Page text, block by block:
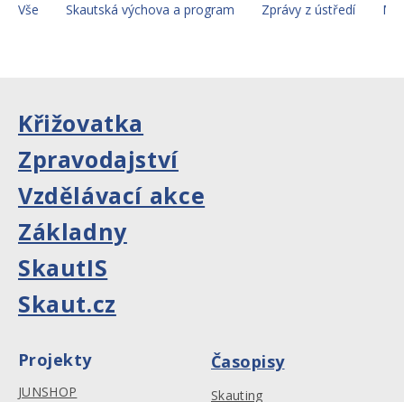
Vše Skautská výchova a program Zprávy z ústředí
Křižovatka
Zpravodajství
Vzdělávací akce
Základny
SkautIS
Skaut.cz
Projekty
JUNSHOP
Časopisy
Skauting